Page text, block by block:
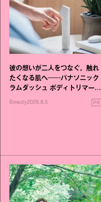
彼の想いが二人をつなぐ。触れ
たくなる肌へ──パナソニック
ラムダッシュ ボディトリマーが
Beauty2026.8.5 PR